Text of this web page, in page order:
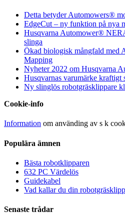
Detta betyder Automowers®
EdgeCut – ny funktion på nya
Husqvarna Automower®
slinga
Ökad biologisk mångfald med
Mapping
Nyheter 2022 om Husqvarna
Husqvarnas varumärke kraftigt
Ny slinglös robotgräsklippare
Cookie-info
Information om använding av s k
Populära ämnen
Bästa robotklipparen
632 PC Värdelös
Guidekabel
Vad kallar du din
Senaste trådar